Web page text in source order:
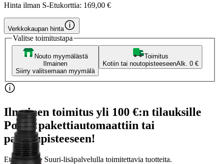
Hinta ilman S-Etukorttia: 169,00 €
Verkkokaupan hinta
Valitse toimitustapa
Nouto myymälästä
Ilmainen
Siirry valitsemaan myymälä
Toimitus
Kotiin tai noutopisteeseenAlk. 0 €
Ilmainen toimitus yli 100 €:n tilauksille
Postin pakettiautomaattiin tai
palvelupisteeseen!
Etu ei koske Suuri‑lisäpalvelulla toimitettavia tuotteita.